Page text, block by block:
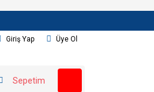
Giriş Yap Üye Ol
Sepetim